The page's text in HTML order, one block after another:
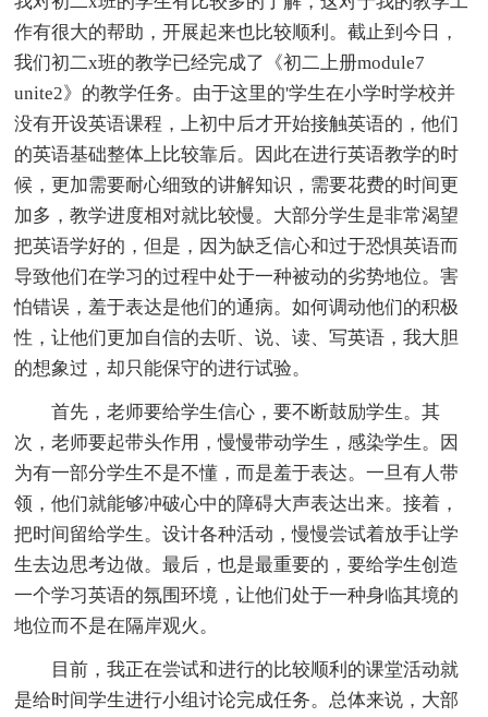
作有很大的帮助，开展起来也比较顺利。截止到今日，
我们初二x班的教学已经完成了《初二上册module7
unite2》的教学任务。由于这里的'学生在小学时学校并
没有开设英语课程，上初中后才开始接触英语的，他们
的英语基础整体上比较靠后。因此在进行英语教学的时
候，更加需要耐心细致的讲解知识，需要花费的时间更
加多，教学进度相对就比较慢。大部分学生是非常渴望
把英语学好的，但是，因为缺乏信心和过于恐惧英语而
导致他们在学习的过程中处于一种被动的劣势地位。害
怕错误，羞于表达是他们的通病。如何调动他们的积极
性，让他们更加自信的去听、说、读、写英语，我大胆
的想象过，却只能保守的进行试验。
首先，老师要给学生信心，要不断鼓励学生。其
次，老师要起带头作用，慢慢带动学生，感染学生。因
为有一部分学生不是不懂，而是羞于表达。一旦有人带
领，他们就能够冲破心中的障碍大声表达出来。接着，
把时间留给学生。设计各种活动，慢慢尝试着放手让学
生去边思考边做。最后，也是最重要的，要给学生创造
一个学习英语的氛围环境，让他们处于一种身临其境的
地位而不是在隔岸观火。
目前，我正在尝试和进行的比较顺利的课堂活动就
是给时间学生进行小组讨论完成任务。总体来说，大部